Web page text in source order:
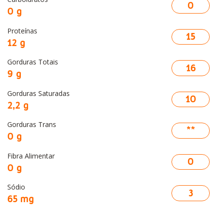
0 g 0
Proteínas
12 g 15
Gorduras Totais
9 g 16
Gorduras Saturadas
2,2 g 10
Gorduras Trans
0 g **
Fibra Alimentar
0 g 0
Sódio
65 mg 3